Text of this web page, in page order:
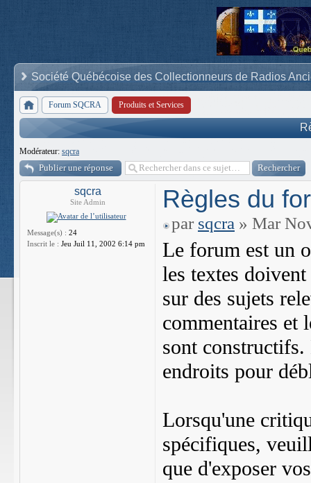
Société Québécoise des Collectionneurs de Radios
Forum SQCRA Produits et Services
Modérateur: sqcra
Publier une réponse
sqcra
Site Admin
Message(s) : 24
Inscrit le : Jeu Juil 11, 2002 6:14 pm
Règles du
par sqcra » Mar
Le forum est un
les textes
sur des sujets
commentaires et
sont constructifs.
endroits pour
Lorsqu'une
spécifiques,
que d'exposer